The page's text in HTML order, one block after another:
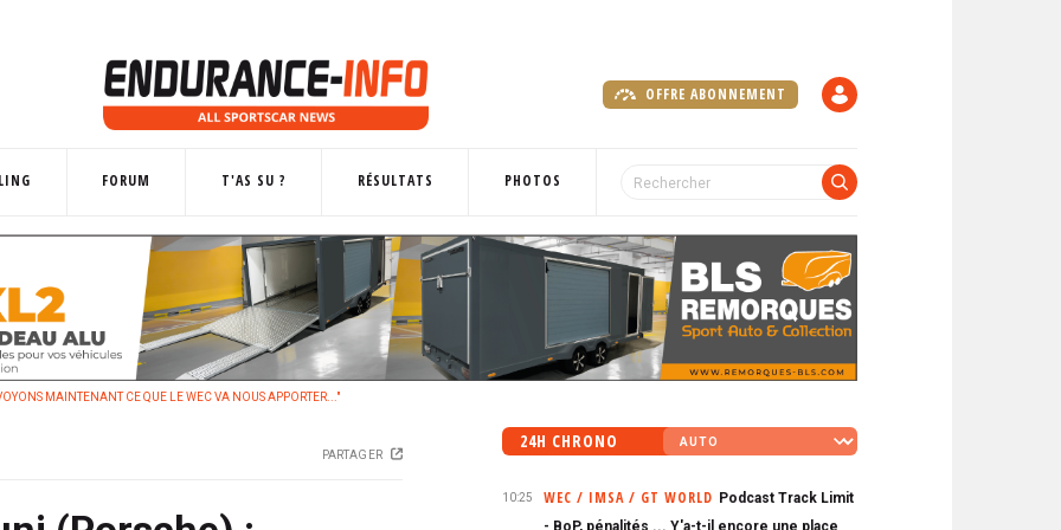
OFFRE ABONNEMENT
FORUM T'AS SU ? RÉSULTATS PHOTOS
MAINTENANT CE QUE LE WEC VA NOUS APPORTER..."
PARTAGER
24H CHRONO
10:25 WEC / IMSA / GT WORLD Podcast Track Limit
- BoP, pénalités ... Y'a-t-il encore une place